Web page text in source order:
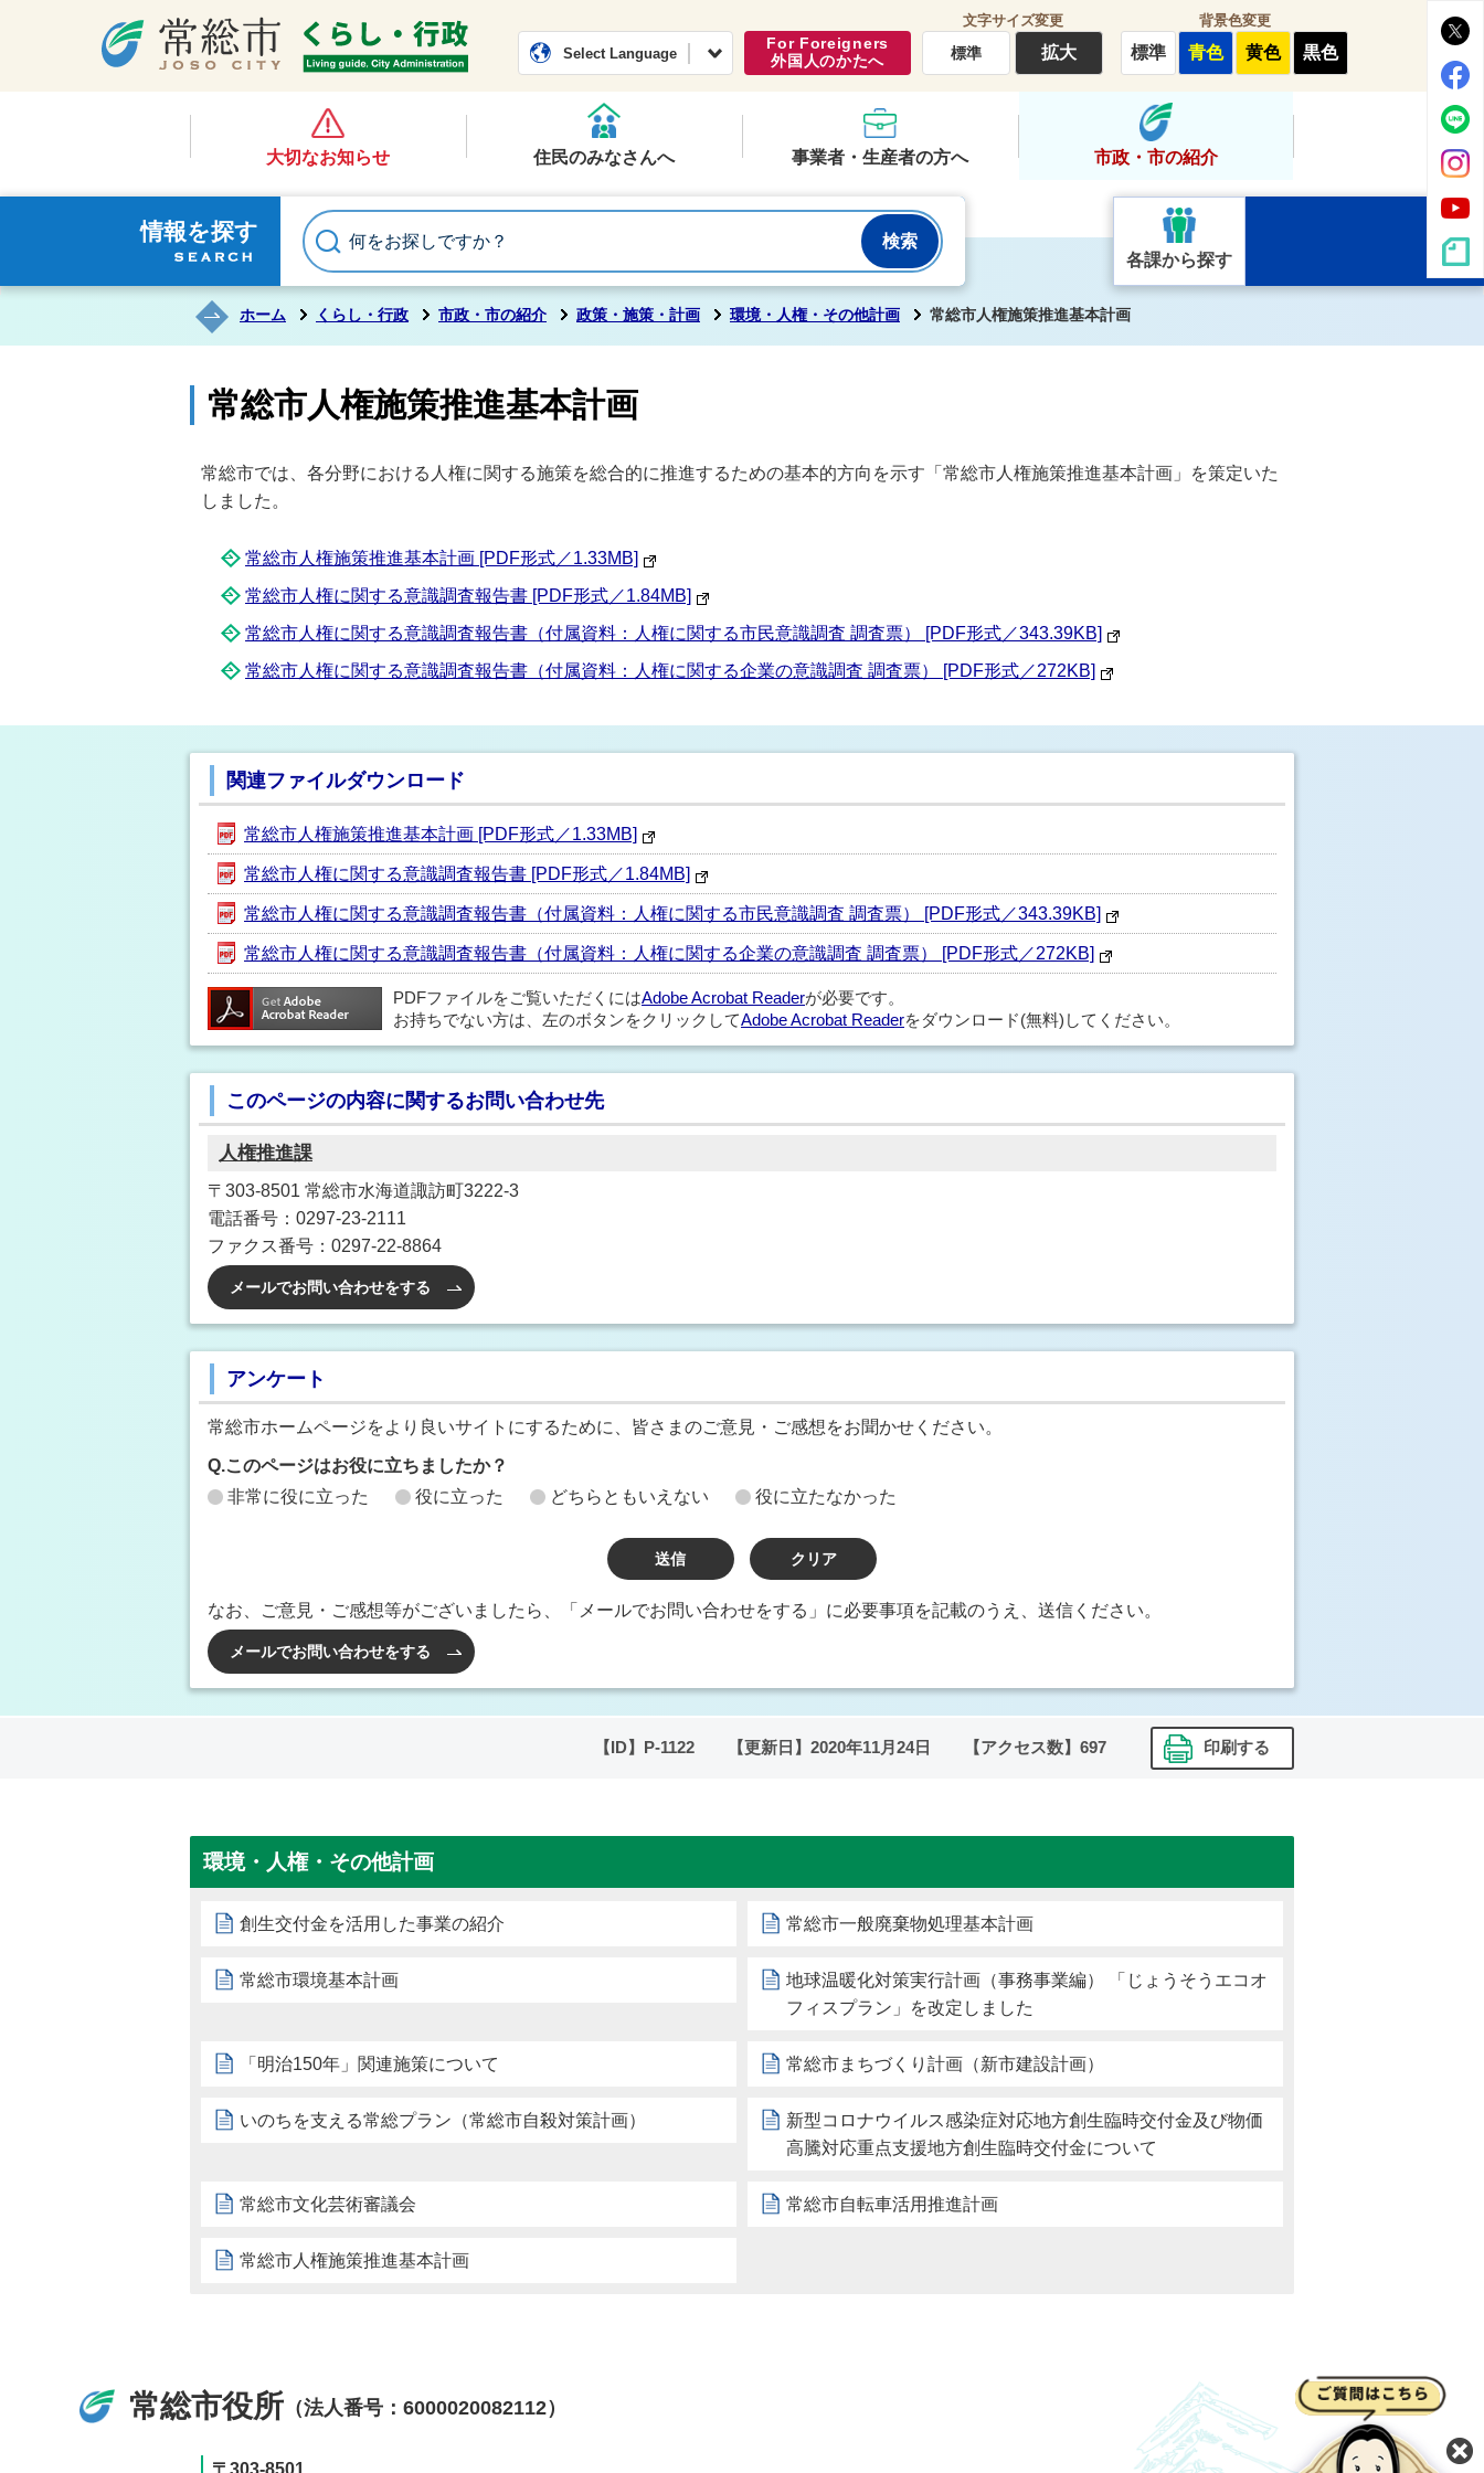
常総市公式ホームページくらし・行政
Select Language
For Foreigners
外国人のかたへ
文字サイズ変更
標準 拡大
背景色変更
標準 青色 黄色 黒色
大切なお知らせ 住民のみなさんへ 事業者・生産者の方へ 市政・市の紹介
情報を探す
各課から探す
ホーム くらし・行政 市政・市の紹介 政策・施策・計画 環境・人権・その他計画 常総市人権施策推進基本計画
常総市人権施策推進基本計画
常総市では、各分野における人権に関する施策を総合的に推進するための基本的方向を示す「常総市人権施策推進基本計画」を策定いた
しました。
常総市人権施策推進基本計画 [PDF形式／1.33MB]
常総市人権に関する意識調査報告書 [PDF形式／1.84MB]
常総市人権に関する意識調査報告書（付属資料：人権に関する市民意識調査 調査票） [PDF形式／343.39KB]
常総市人権に関する意識調査報告書（付属資料：人権に関する企業の意識調査 調査票） [PDF形式／272KB]
関連ファイルダウンロード
常総市人権施策推進基本計画 [PDF形式／1.33MB]
常総市人権に関する意識調査報告書 [PDF形式／1.84MB]
常総市人権に関する意識調査報告書（付属資料：人権に関する市民意識調査 調査票） [PDF形式／343.39KB]
常総市人権に関する意識調査報告書（付属資料：人権に関する企業の意識調査 調査票） [PDF形式／272KB]
PDFファイルをご覧いただくにはAdobe Acrobat Readerが必要です。
お持ちでない方は、左のボタンをクリックしてAdobe Acrobat Readerをダウンロード(無料)してください。
このページの内容に関するお問い合わせ先
人権推進課
〒303-8501 常総市水海道諏訪町3222-3
電話番号：0297-23-2111
ファクス番号：0297-22-8864
メールでお問い合わせをする
アンケート
常総市ホームページをより良いサイトにするために、皆さまのご意見・ご感想をお聞かせください。
Q.このページはお役に立ちましたか？
非常に役に立った
役に立った どちらともいえない 役に立たなかった
なお、ご意見・ご感想等がございましたら、「メールでお問い合わせをする」に必要事項を記載のうえ、送信ください。
メールでお問い合わせをする
【ID】 P-1122 【更新日】 2020年11月24日 【アクセス数】 697 印刷する
環境・人権・その他計画
創生交付金を活用した事業の紹介 常総市一般廃棄物処理基本計画
常総市環境基本計画
地球温暖化対策実行計画（事務事業編） 「じょうそうエコオ
フィスプラン」を改定しました
「明治150年」関連施策について 常総市まちづくり計画（新市建設計画）
いのちを支える常総プラン（常総市自殺対策計画）
新型コロナウイルス感染症対応地方創生臨時交付金及び物価
高騰対応重点支援地方創生臨時交付金について
常総市文化芸術審議会 常総市自転車活用推進計画
常総市人権施策推進基本計画
常総市役所 （法人番号：6000020082112）